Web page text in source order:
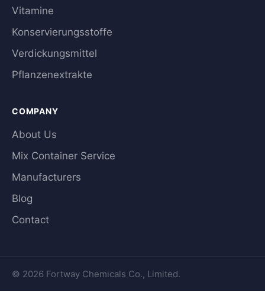
Vitamine
Konservierungsstoffe
Verdickungsmittel
Pflanzenextrakte
COMPANY
About Us
Mix Container Service
Manufacturers
Blog
Contact
© 2026 Fortway Chemicals Co., Limited.